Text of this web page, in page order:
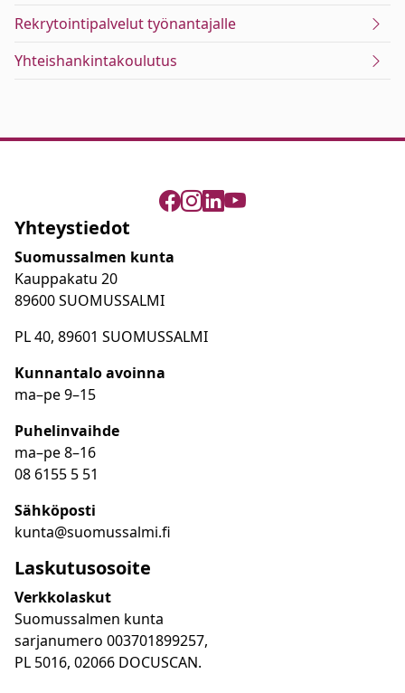
Rekrytointipalvelut työnantajalle
Yhteishankintakoulutus
Yhteystiedot
Suomussalmen kunta
Kauppakatu 20
89600 SUOMUSSALMI
PL 40, 89601 SUOMUSSALMI
Kunnantalo avoinna
ma–pe 9–15
Puhelinvaihde
ma–pe 8–16
08 6155 5 51
Sähköposti
kunta@suomussalmi.fi
Laskutusosoite
Verkkolaskut
Suomussalmen kunta
sarjanumero 003701899257,
PL 5016, 02066 DOCUSCAN.